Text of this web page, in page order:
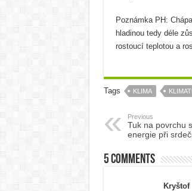
Poznámka PH:
hladinou tedy déle
rostoucí teplotou a
Tags KLIMA
Previous
Tuk na povrchu
energie při
5 comments
Kryštof